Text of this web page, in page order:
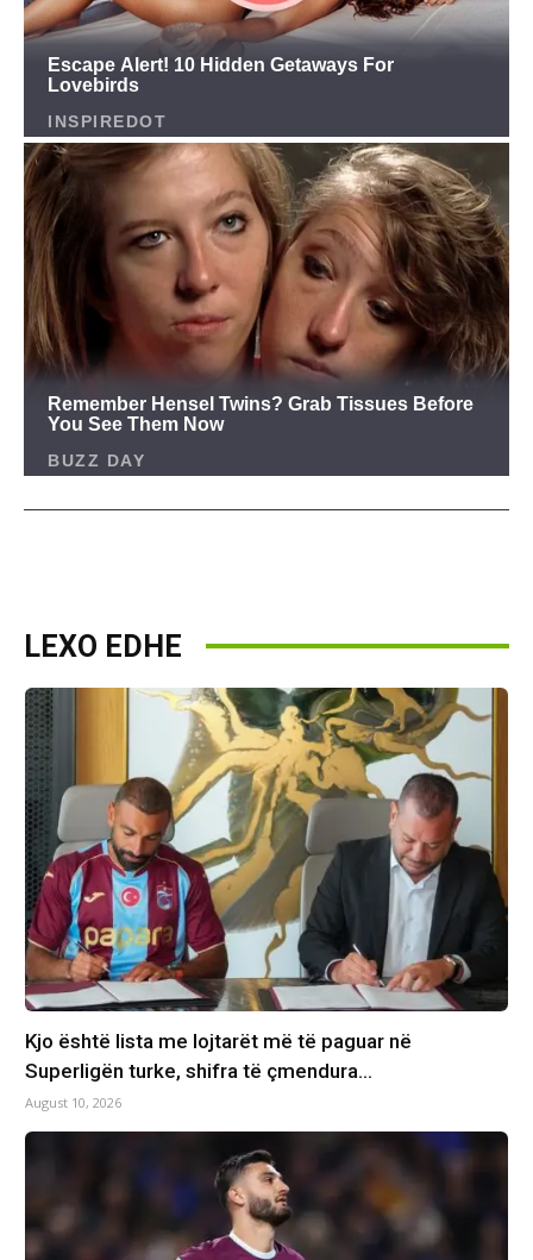
LEXO EDHE
Kjo është lista me lojtarët më të paguar në
Superligën turke, shifra të çmendura…
August 10, 2026